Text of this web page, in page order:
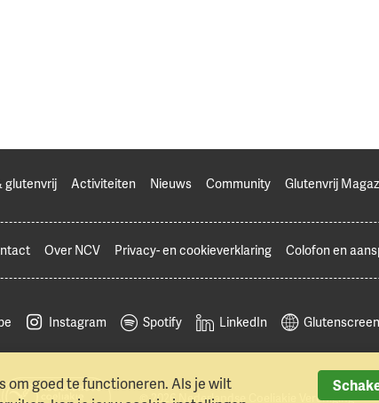
glutenvrij Activiteiten Nieuws Community Glutenvrij
Over NCV Privacy- en cookieverklaring Colofon en
Instagram Spotify LinkedIn
© 2026 Nederlandse Coeliakie Vereniging
om goed te functioneren. Als je wilt